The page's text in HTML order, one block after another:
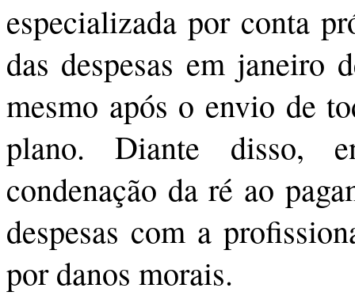
especializada por conta
das despesas em janeiro
mesmo após o envio de
plano. Diante disso,
condenação da ré ao
despesas com a
por danos morais.